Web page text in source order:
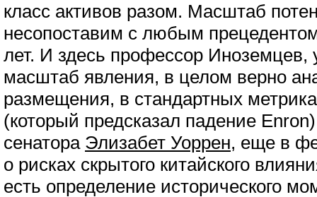
класс активов разом. Масштаб
несопоставим с любым
лет. И здесь профессор Иноземцев,
масштаб явления, в целом верно
размещения, в стандартных
(который предсказал падение
сенатора Элизабет Уоррен, еще в
о рисках скрытого китайского
есть определение исторического